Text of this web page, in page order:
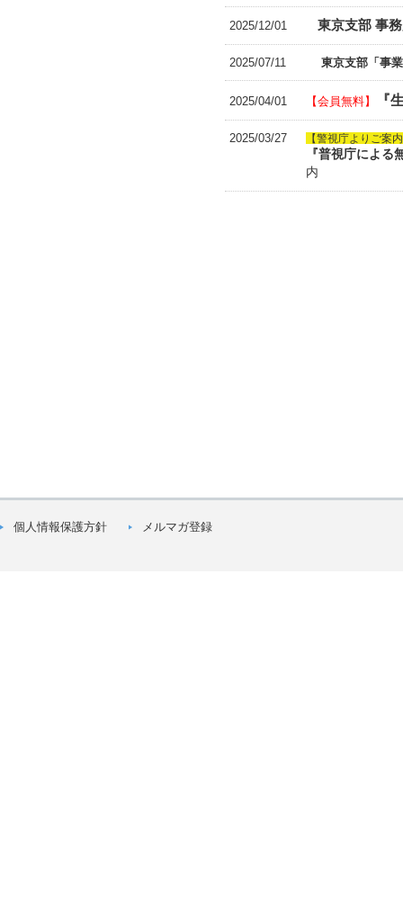
2025/12/01 東京支部 事
2025/07/11 東京支部「事
2025/04/01 【会員無料】 『
2025/03/27 【警視庁よりご案
『普視庁による
内
個人情報保護方針 メルマガ登録